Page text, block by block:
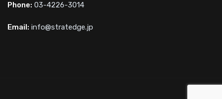
Phone: 03-4226-3014
Email: info@stratedge.jp